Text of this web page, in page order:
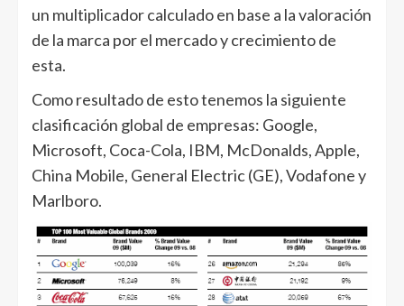
un multiplicador calculado en base a la valoración
de la marca por el mercado y crecimiento de
esta.
Como resultado de esto tenemos la siguiente
clasificación global de empresas: Google,
Microsoft, Coca-Cola, IBM, McDonalds, Apple,
China Mobile, General Electric (GE), Vodafone y
Marlboro.